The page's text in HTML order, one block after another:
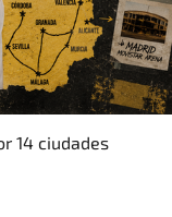
14 ciudades